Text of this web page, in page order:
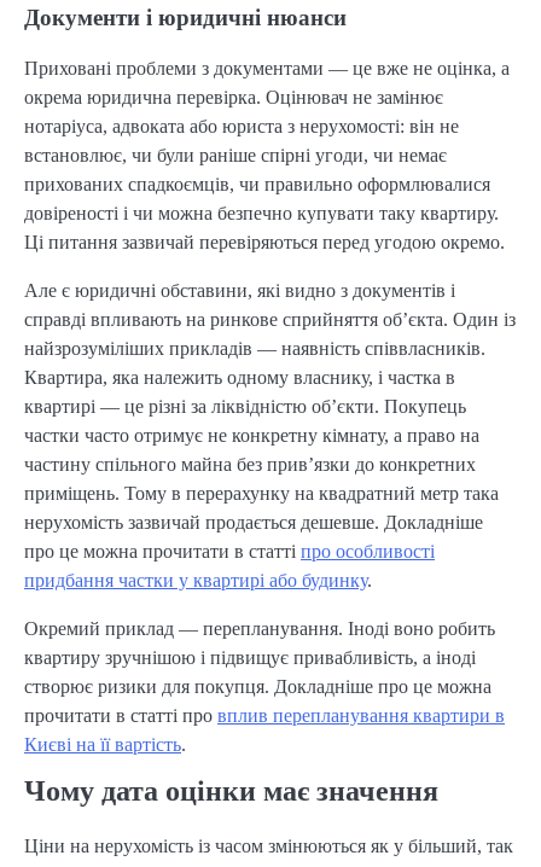
Документи і юридичні нюанси
Приховані проблеми з документами — це вже не оцінка, а
окрема юридична перевірка. Оцінювач не замінює
нотаріуса, адвоката або юриста з нерухомості: він не
встановлює, чи були раніше спірні угоди, чи немає
прихованих спадкоємців, чи правильно оформлювалися
довіреності і чи можна безпечно купувати таку квартиру.
Ці питання зазвичай перевіряються перед угодою окремо.
Але є юридичні обставини, які видно з документів і
справді впливають на ринкове сприйняття об’єкта. Один із
найзрозуміліших прикладів — наявність співвласників.
Квартира, яка належить одному власнику, і частка в
квартирі — це різні за ліквідністю об’єкти. Покупець
частки часто отримує не конкретну кімнату, а право на
частину спільного майна без прив’язки до конкретних
приміщень. Тому в перерахунку на квадратний метр така
нерухомість зазвичай продається дешевше. Докладніше
про це можна прочитати в статті про особливості
придбання частки у квартирі або будинку.
Окремий приклад — перепланування. Іноді воно робить
квартиру зручнішою і підвищує привабливість, а іноді
створює ризики для покупця. Докладніше про це можна
прочитати в статті про вплив перепланування квартири в
Києві на її вартість.
Чому дата оцінки має значення
Ціни на нерухомість із часом змінюються як у більший, так